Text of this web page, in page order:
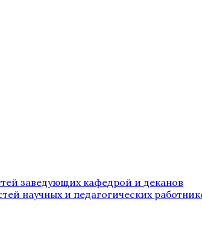
заведующих кафедрой и деканов
научных и педагогических